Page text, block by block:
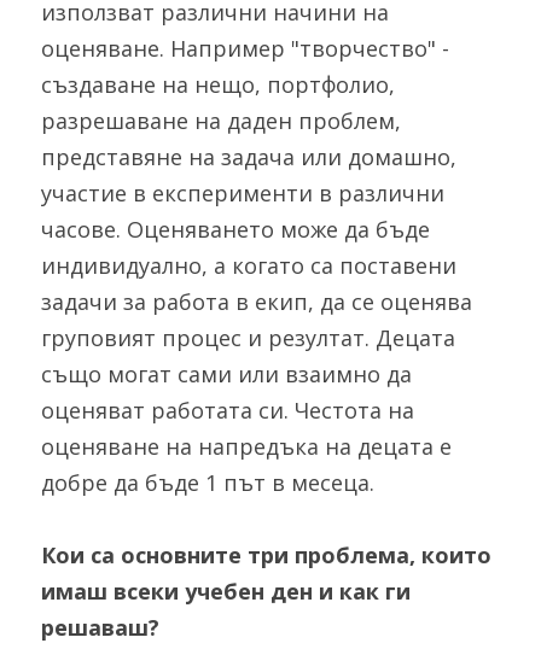
използват различни начини на
оценяване. Например "творчество" -
създаване на нещо, портфолио,
разрешаване на даден проблем,
представяне на задача или домашно,
участие в експерименти в различни
часове. Оценяването може да бъде
индивидуално, а когато са поставени
задачи за работа в екип, да се оценява
груповият процес и резултат. Децата
също могат сами или взаимно да
оценяват работата си. Честота на
оценяване на напредъка на децата е
добре да бъде 1 път в месеца.
Кои са основните три проблема, които
имаш всеки учебен ден и как ги
решаваш?